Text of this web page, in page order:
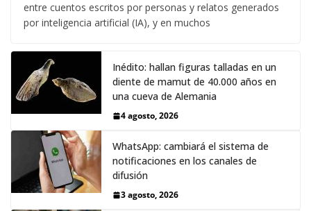
entre cuentos escritos por personas y relatos generados
por inteligencia artificial (IA), y en muchos
Inédito: hallan figuras talladas en un
diente de mamut de 40.000 años en
una cueva de Alemania
4 agosto, 2026
WhatsApp: cambiará el sistema de
notificaciones en los canales de
difusión
3 agosto, 2026